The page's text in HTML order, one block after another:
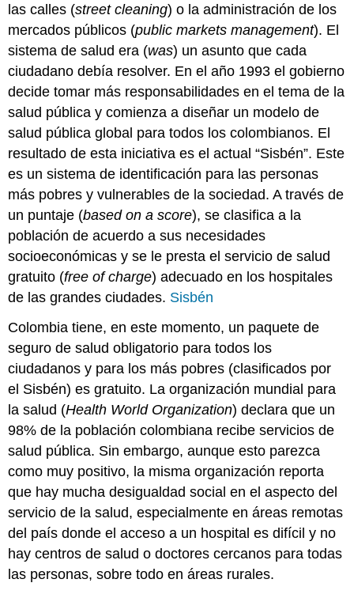
las calles (street cleaning) o la administración de los
mercados públicos (public markets management). El
sistema de salud era (was) un asunto que cada
ciudadano debía resolver. En el año 1993 el gobierno
decide tomar más responsabilidades en el tema de la
salud pública y comienza a diseñar un modelo de
salud pública global para todos los colombianos. El
resultado de esta iniciativa es el actual “Sisbén”. ​​​​​​​​​​​​​​​​​​​​​​​​​​​​​​​​​​​​​Este
es un sistema de identificación para las personas
más pobres y vulnerables de la sociedad. A través de
un puntaje (based on a score), se clasifica a la
población de acuerdo a sus necesidades
socioeconómicas y se le presta el servicio de salud
gratuito (free of charge) adecuado en los hospitales
de las grandes ciudades. Sisbén
Colombia tiene, en este momento, un paquete de
seguro de salud obligatorio para todos los
ciudadanos y para los más pobres (clasificados por
el Sisbén) es gratuito. La organización mundial para
la salud (Health World Organization) declara que un
98% de la población colombiana recibe servicios de
salud pública. Sin embargo, aunque esto parezca
como muy positivo, la misma organización reporta
que hay mucha desigualdad social en el aspecto del
servicio de la salud, especialmente en áreas remotas
del país donde el acceso a un hospital es difícil y no
hay centros de salud o doctores cercanos para todas
las personas, sobre todo en áreas rurales.